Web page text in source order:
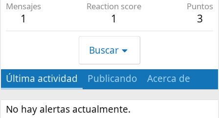
Mensajes
1
Reaction score
1
Puntos
3
Buscar
Última actividad Publicando Acerca de
No hay alertas actualmente.